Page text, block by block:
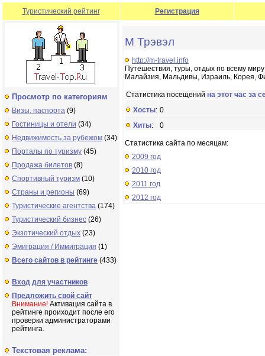
Туристический рейтинг Регистрация
Просмотр по категориям
Визы, паспорта (9)
Гостиницы и отели (34)
Недвижимость за рубежом (34)
Порталы по туризму (45)
Продажа билетов (8)
Спортивный туризм (10)
Страны и регионы (69)
Туристические агентства (174)
Туристический бизнес (26)
Экзотический отдых (23)
Эмиграция / Иммиграция (1)
Всего сайтов в рейтинге (433)
Вход для участников
Предложить свой сайт
Внимание! Активация сайта в
рейтинге проиходит после его
проверки администраторами
рейтинга.
Текстовая реклама:
M Трэвэл
http://m-travel.info
Путешествия, туры, отдых по всему
Малайзия, Мальдивы, Израиль, Корея,
Статистика посещений на этот час за
Хосты: 0
Хиты: 0
Статистика сайта по месяцам:
2009 год
2010 год
2011 год
2012 год